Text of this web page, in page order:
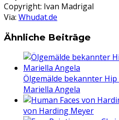
Copyright: Ivan Madrigal
Via: Whudat.de
Ähnliche Beiträge
Ölgemälde bekannter
Mariella Angela
von Harding Meyer